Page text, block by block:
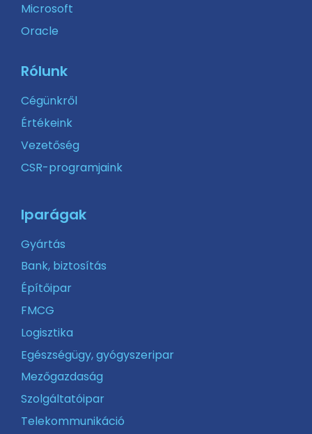
Microsoft
Oracle
Rólunk
Cégünkről
Értékeink
Vezetőség
CSR-programjaink
Iparágak
Gyártás
Bank, biztosítás
Építőipar
FMCG
Logisztika
Egészségügy, gyógyszeripar
Mezőgazdaság
Szolgáltatóipar
Telekommunikáció